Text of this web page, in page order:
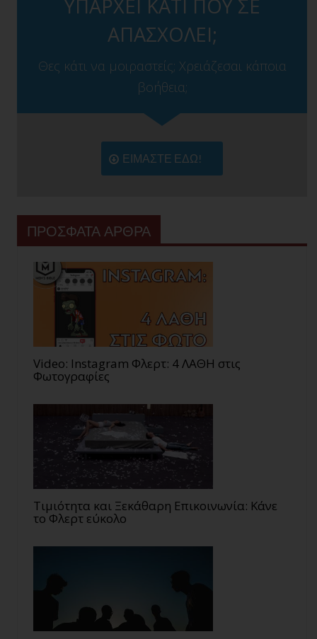
ΥΠΑΡΧΕΙ ΚΑΤΙ ΠΟΥ ΣΕ
ΑΠΑΣΧΟΛΕΙ;
Θες κάτι να μοιραστείς; Χρειάζεσαι κάποια
βοήθεια;
ΕΙΜΑΣΤΕ ΕΔΩ!
ΠΡΟΣΦΑΤΑ ΑΡΘΡΑ
Video: Instagram Φλερτ: 4 ΛΑΘΗ στις
Φωτογραφίες
Τιμιότητα και Ξεκάθαρη Επικοινωνία: Κάνε
το Φλερτ εύκολο